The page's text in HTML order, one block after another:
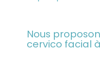
Nous
cervico facial